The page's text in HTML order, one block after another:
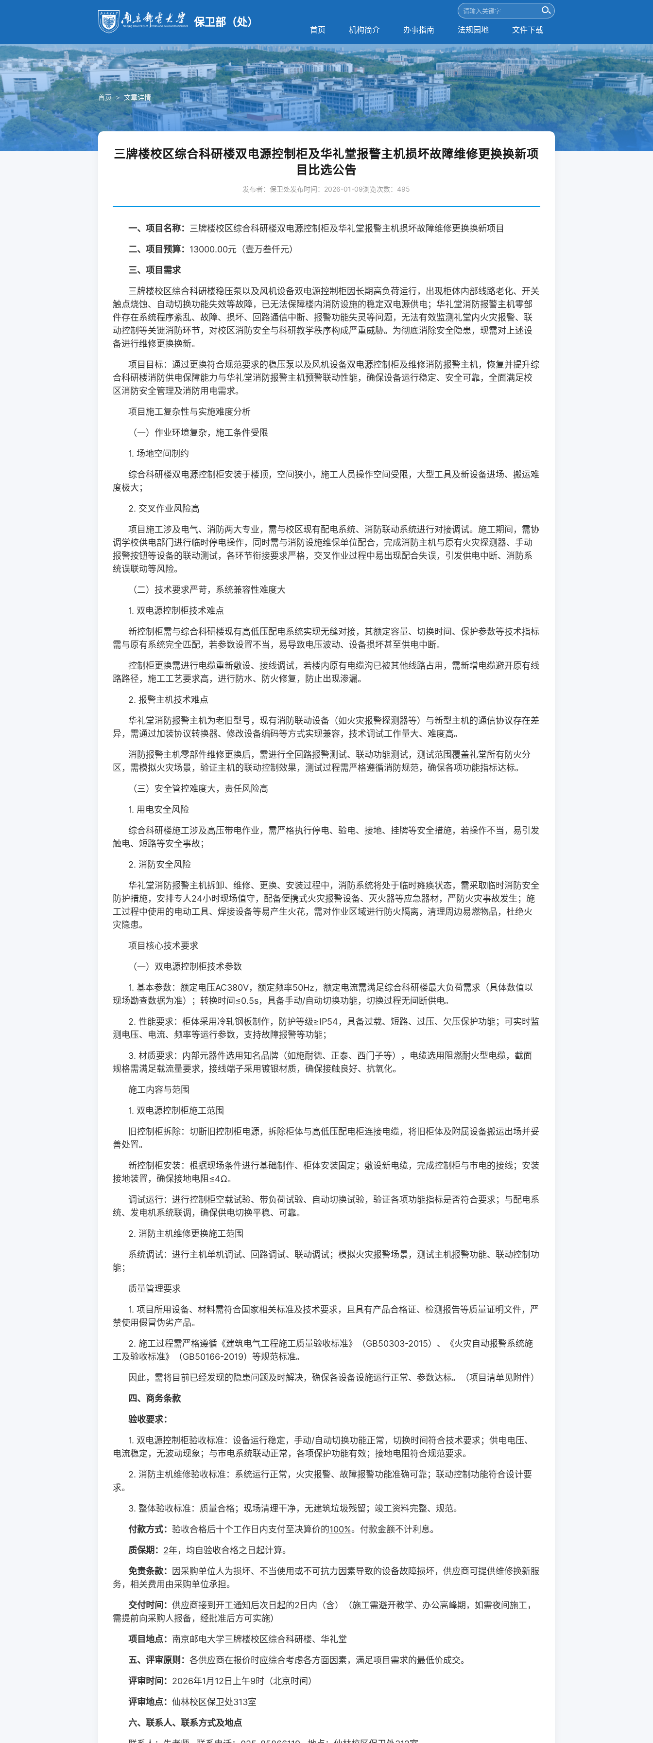
保卫部（处）
首页 机构简介 办事指南 法规园地 文件下载
首页 > 文章详情
三牌楼校区综合科研楼双电源控制柜及华礼堂报警主机损坏故障维修更换换新项
目比选公告
发布者：保卫处发布时间：2026-01-09浏览次数： 495
一、项目名称： 三牌楼校区综合科研楼双电源控制柜及华礼堂报警主机损坏故障维修更换换新项目
二、项目预算： 13000.00元（壹万叁仟元）
三、项目需求
三牌楼校区综合科研楼稳压泵以及风机设备双电源控制柜因长期高负荷运行，出现柜体内部线路老化、开关
触点烧蚀、自动切换功能失效等故障，已无法保障楼内消防设施的稳定双电源供电；华礼堂消防报警主机零部
件存在系统程序紊乱、故障、损坏、回路通信中断、报警功能失灵等问题，无法有效监测礼堂内火灾报警、联
动控制等关键消防环节，对校区消防安全与科研教学秩序构成严重威胁。为彻底消除安全隐患，现需对上述设
备进行维修更换换新。
项目目标：通过更换符合规范要求的稳压泵以及风机设备双电源控制柜及维修消防报警主机，恢复并提升综
合科研楼消防供电保障能力与华礼堂消防报警主机预警联动性能，确保设备运行稳定、安全可靠，全面满足校
区消防安全管理及消防用电需求。
项目施工复杂性与实施难度分析
（一）作业环境复杂，施工条件受限
1. 场地空间制约
综合科研楼双电源控制柜安装于楼顶，空间狭小，施工人员操作空间受限，大型工具及新设备进场、搬运难
度极大；
2. 交叉作业风险高
项目施工涉及电气、消防两大专业，需与校区现有配电系统、消防联动系统进行对接调试。施工期间，需协
调学校供电部门进行临时停电操作，同时需与消防设施维保单位配合，完成消防主机与原有火灾探测器、手动
报警按钮等设备的联动测试，各环节衔接要求严格，交叉作业过程中易出现配合失误，引发供电中断、消防系
统误联动等风险。
（二）技术要求严苛，系统兼容性难度大
1. 双电源控制柜技术难点
新控制柜需与综合科研楼现有高低压配电系统实现无缝对接，其额定容量、切换时间、保护参数等技术指标
需与原有系统完全匹配，若参数设置不当，易导致电压波动、设备损坏甚至供电中断。
控制柜更换需进行电缆重新敷设、接线调试，若楼内原有电缆沟已被其他线路占用，需新增电缆避开原有线
路路径，施工工艺要求高，进行防水、防火修复，防止出现渗漏。
2. 报警主机技术难点
华礼堂消防报警主机为老旧型号，现有消防联动设备（如火灾报警探测器等）与新型主机的通信协议存在差
异，需通过加装协议转换器、修改设备编码等方式实现兼容，技术调试工作量大、难度高。
消防报警主机零部件维修更换后，需进行全回路报警测试、联动功能测试，测试范围覆盖礼堂所有防火分
区，需模拟火灾场景，验证主机的联动控制效果，测试过程需严格遵循消防规范，确保各项功能指标达标。
（三）安全管控难度大，责任风险高
1. 用电安全风险
综合科研楼施工涉及高压带电作业，需严格执行停电、验电、接地、挂牌等安全措施，若操作不当，易引发
触电、短路等安全事故；
2. 消防安全风险
华礼堂消防报警主机拆卸、维修、更换、安装过程中，消防系统将处于临时瘫痪状态，需采取临时消防安全
防护措施，安排专人24小时现场值守，配备便携式火灾报警设备、灭火器等应急器材，严防火灾事故发生；施
工过程中使用的电动工具、焊接设备等易产生火花，需对作业区域进行防火隔离，清理周边易燃物品，杜绝火
灾隐患。
项目核心技术要求
（一）双电源控制柜技术参数
1. 基本参数：额定电压AC380V，额定频率50Hz，额定电流需满足综合科研楼最大负荷需求（具体数值以
现场勘查数据为准）；转换时间≤0.5s，具备手动/自动切换功能，切换过程无间断供电。
2. 性能要求：柜体采用冷轧钢板制作，防护等级≥IP54，具备过载、短路、过压、欠压保护功能；可实时监
测电压、电流、频率等运行参数，支持故障报警等功能；
3. 材质要求：内部元器件选用知名品牌（如施耐德、正泰、西门子等），电缆选用阻燃耐火型电缆，截面
规格需满足载流量要求，接线端子采用镀银材质，确保接触良好、抗氧化。
施工内容与范围
1. 双电源控制柜施工范围
旧控制柜拆除：切断旧控制柜电源，拆除柜体与高低压配电柜连接电缆，将旧柜体及附属设备搬运出场并妥
善处置。
新控制柜安装：根据现场条件进行基础制作、柜体安装固定；敷设新电缆，完成控制柜与市电的接线；安装
接地装置，确保接地电阻≤4Ω。
调试运行：进行控制柜空载试验、带负荷试验、自动切换试验，验证各项功能指标是否符合要求；与配电系
统、发电机系统联调，确保供电切换平稳、可靠。
2. 消防主机维修更换施工范围
系统调试：进行主机单机调试、回路调试、联动调试；模拟火灾报警场景，测试主机报警功能、联动控制功
能；
质量管理要求
1. 项目所用设备、材料需符合国家相关标准及技术要求，且具有产品合格证、检测报告等质量证明文件，严
禁使用假冒伪劣产品。
2. 施工过程需严格遵循《建筑电气工程施工质量验收标准》（GB50303-2015）、《火灾自动报警系统施
工及验收标准》（GB50166-2019）等规范标准。
因此，需将目前已经发现的隐患问题及时解决，确保各设备设施运行正常、参数达标。（项目清单见附件）
四、商务条款
验收要求：
1. 双电源控制柜验收标准：设备运行稳定，手动/自动切换功能正常，切换时间符合技术要求；供电电压、
电流稳定，无波动现象；与市电系统联动正常，各项保护功能有效；接地电阻符合规范要求。
2. 消防主机维修验收标准：系统运行正常，火灾报警、故障报警功能准确可靠；联动控制功能符合设计要
求。
3. 整体验收标准：质量合格；现场清理干净，无建筑垃圾残留；竣工资料完整、规范。
付款方式： 验收合格后十个工作日内支付至决算价的100%。付款金额不计利息。
质保期： 2年，均自验收合格之日起计算。
免责条款：
因采购单位人为损坏、不当使用或不可抗力因素导致的设备故障损坏，供应商可提供维修换新服
务，相关费用由采购单位承担。
交付时间： 供应商接到开工通知后次日起的2 日内（含）（施工需避开教学、办公高峰期，如需夜间施工，
需提前向采购人报备，经批准后方可实施）
项目地点： 南京邮电大学三牌楼校区综合科研楼、华礼堂
五、 评审原则： 各供应商在报价时应综合考虑各方面因素，满足项目需求的最低价成交。
评审时间： 2026年1月 12 日上午9时（北京时间）
评审地点： 仙林校区保卫处313室
六、联系人、联系方式及地点